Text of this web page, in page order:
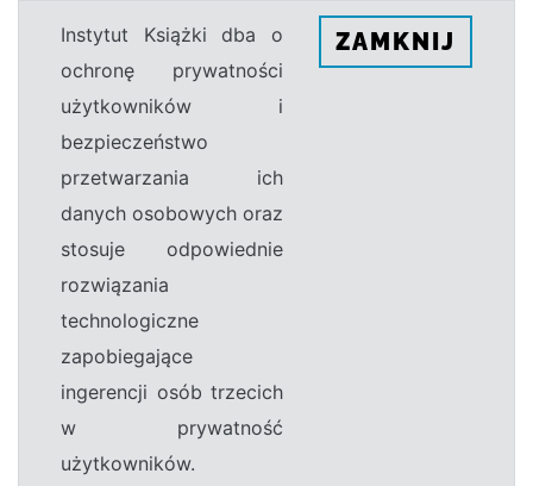
Instytut Książki dba o
ochronę prywatności
użytkowników i
bezpieczeństwo
przetwarzania ich
danych osobowych oraz
stosuje odpowiednie
rozwiązania
technologiczne
zapobiegające
ingerencji osób trzecich
w prywatność
użytkowników.
ZAMKNIJ